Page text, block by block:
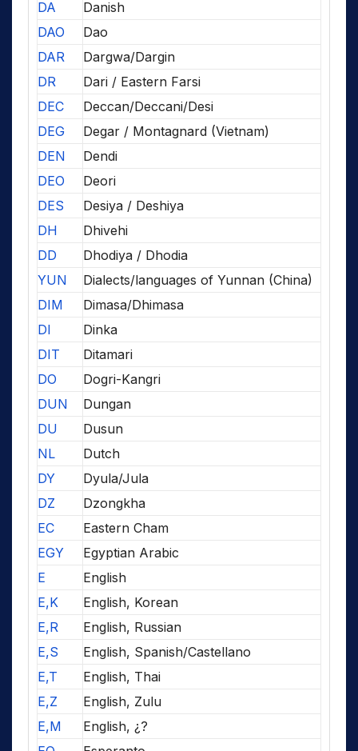
DA
Danish
DAO
Dao
DAR
Dargwa/Dargin
DR
Dari / Eastern Farsi
DEC
Deccan/Deccani/Desi
DEG
Degar / Montagnard (Vietnam)
DEN
Dendi
DEO
Deori
DES
Desiya / Deshiya
DH
Dhivehi
DD
Dhodiya / Dhodia
YUN
Dialects/languages of Yunnan (China)
DIM
Dimasa/Dhimasa
DI
Dinka
DIT
Ditamari
DO
Dogri-Kangri
DUN
Dungan
DU
Dusun
NL
Dutch
DY
Dyula/Jula
DZ
Dzongkha
EC
Eastern Cham
EGY
Egyptian Arabic
E
English
E,K
English, Korean
E,R
English, Russian
E,S
English, Spanish/Castellano
E,T
English, Thai
E,Z
English, Zulu
E,M
English, ¿?